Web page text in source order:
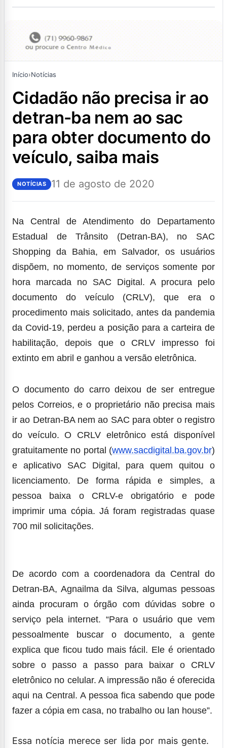
Início›Notícias
cidadão não precisa ir ao
detran-ba nem ao sac
para obter documento do
veículo, saiba mais
NOTÍCIAS 11 de agosto de 2020
Na Central de Atendimento do Departamento
Estadual de Trânsito (Detran-BA), no SAC
Shopping da Bahia, em Salvador, os usuários
dispõem, no momento, de serviços somente por
hora marcada no SAC Digital. A procura pelo
documento do veículo (CRLV), que era o
procedimento mais solicitado, antes da pandemia
da Covid-19, perdeu a posição para a carteira de
habilitação, depois que o CRLV impresso foi
extinto em abril e ganhou a versão eletrônica.
O documento do carro deixou de ser entregue
pelos Correios, e o proprietário não precisa mais
ir ao Detran-BA nem ao SAC para obter o registro
do veículo. O CRLV eletrônico está disponível
gratuitamente no portal (www.sacdigital.ba.gov.br)
e aplicativo SAC Digital, para quem quitou o
licenciamento. De forma rápida e simples, a
pessoa baixa o CRLV-e obrigatório e pode
imprimir uma cópia. Já foram registradas quase
700 mil solicitações.
De acordo com a coordenadora da Central do
Detran-BA, Agnailma da Silva, algumas pessoas
ainda procuram o órgão com dúvidas sobre o
serviço pela internet. “Para o usuário que vem
pessoalmente buscar o documento, a gente
explica que ficou tudo mais fácil. Ele é orientado
sobre o passo a passo para baixar o CRLV
eletrônico no celular. A impressão não é oferecida
aqui na Central. A pessoa fica sabendo que pode
fazer a cópia em casa, no trabalho ou lan house”.
Essa notícia merece ser lida por mais gente.